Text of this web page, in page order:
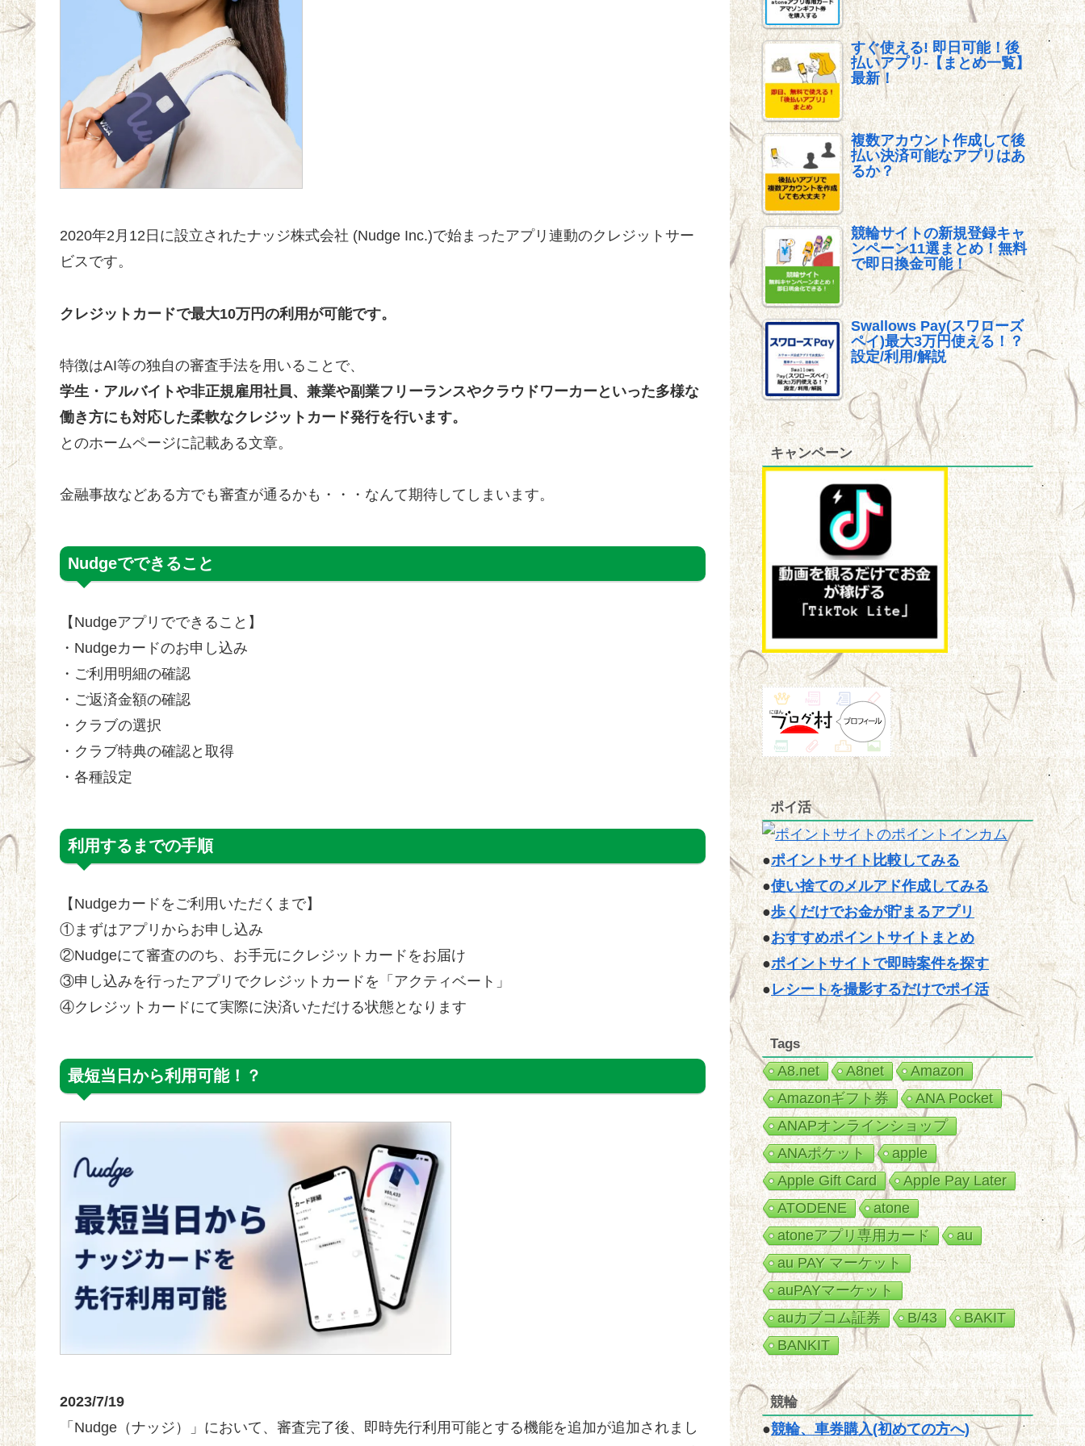
2020年2月12日に設立されたナッジ株式会社 (Nudge Inc.)で始まったアプリ連動のクレジットサー
ビスです。
クレジットカードで最大10万円の利用が可能です。
特徴はAI等の独自の審査手法を用いることで、
学生・アルバイトや非正規雇用社員、兼業や副業フリーランスやクラウドワーカーといった多様な
働き方にも対応した柔軟なクレジットカード発行を行います。
とのホームページに記載ある文章。
金融事故などある方でも審査が通るかも・・・なんて期待してしまいます。
Nudgeでできること
【Nudgeアプリでできること】
・Nudgeカードのお申し込み
・ご利用明細の確認
・ご返済金額の確認
・クラブの選択
・クラブ特典の確認と取得
・各種設定
利用するまでの手順
【Nudgeカードをご利用いただくまで】
①まずはアプリからお申し込み
②Nudgeにて審査ののち、お手元にクレジットカードをお届け
③申し込みを行ったアプリでクレジットカードを「アクティベート」
④クレジットカードにて実際に決済いただける状態となります
最短当日から利用可能！？
2023/7/19
「Nudge（ナッジ）」において、審査完了後、即時先行利用可能とする機能を追加が追加されまし
すぐ使える! 即日可能！後
払いアプリ-【まとめ一覧】
最新！
複数アカウント作成して後
払い決済可能なアプリはあ
るか？
競輪サイトの新規登録キャ
ンペーン11選まとめ！無料
で即日換金可能！
Swallows Pay(スワローズ
ペイ)最大3万円使える！？
設定/利用/解説
キャンペーン
ポイ活
●ポイントサイト比較してみる
●使い捨てのメルアド作成してみる
●歩くだけでお金が貯まるアプリ
●おすすめポイントサイトまとめ
●ポイントサイトで即時案件を探す
●レシートを撮影するだけでポイ活
Tags
A8.net A8net
Amazon
Amazonギフト券
ANA Pocket
ANAPオンラインショップ
ANAポケット
apple
Apple Gift Card
Apple Pay Later
ATODENE
atone
atoneアプリ専用カード
au
au PAY マーケット
auPAYマーケット
auカブコム証券
B/43
BAKIT
BANKIT
競輪
●競輪、車券購入(初めての方へ)